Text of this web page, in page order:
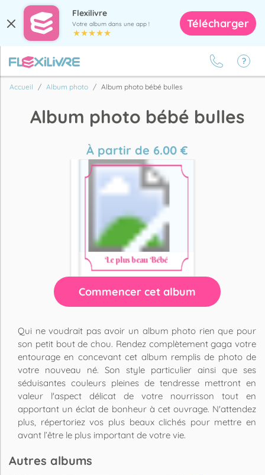
Flexilivre
Votre album dans une app ! Télécharger
Accueil Album photo Album photo bébé bulles
Album photo bébé bulles
À partir de 6.00€
Commencer cet album
Qui ne voudrait pas avoir un album photo rien que pour
son petit bout de chou. Rendez complètement gaga votre
entourage en concevant cet album remplis de photo de
votre nouveau né. Son style particulier ainsi que ses
séduisantes couleurs pleines de tendresse mettront en
valeur l'aspect délicat de votre nourrisson tout en
apportant un éclat de bonheur à cet ouvrage. N'attendez
plus, répertoriez vos plus beaux clichés pour mettre en
avant l’être le plus important de votre vie.
Autres albums